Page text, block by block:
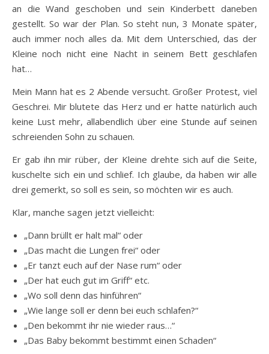
an die Wand geschoben und sein Kinderbett daneben
gestellt. So war der Plan. So steht nun, 3 Monate später,
auch immer noch alles da. Mit dem Unterschied, das der
Kleine noch nicht eine Nacht in seinem Bett geschlafen
hat…
Mein Mann hat es 2 Abende versucht. Großer Protest, viel
Geschrei. Mir blutete das Herz und er hatte natürlich auch
keine Lust mehr, allabendlich über eine Stunde auf seinen
schreienden Sohn zu schauen.
Er gab ihn mir rüber, der Kleine drehte sich auf die Seite,
kuschelte sich ein und schlief. Ich glaube, da haben wir alle
drei gemerkt, so soll es sein, so möchten wir es auch.
Klar, manche sagen jetzt vielleicht:
„Dann brüllt er halt mal“ oder
„Das macht die Lungen frei“ oder
„Er tanzt euch auf der Nase rum“ oder
„Der hat euch gut im Griff“ etc.
„Wo soll denn das hinführen“
„Wie lange soll er denn bei euch schlafen?“
„Den bekommt ihr nie wieder raus…“
„Das Baby bekommt bestimmt einen Schaden“